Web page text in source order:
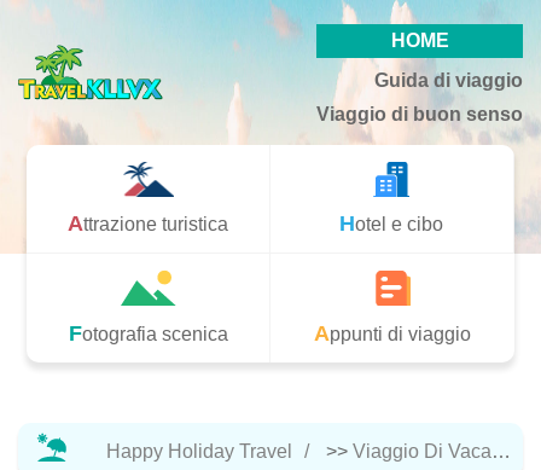
HOME
Guida di viaggio
Viaggio di buon senso
Attrazione turistica Hotel e cibo
Fotografia scenica Appunti di viaggio
Happy Holiday Travel >> Viaggio Di Vacanza